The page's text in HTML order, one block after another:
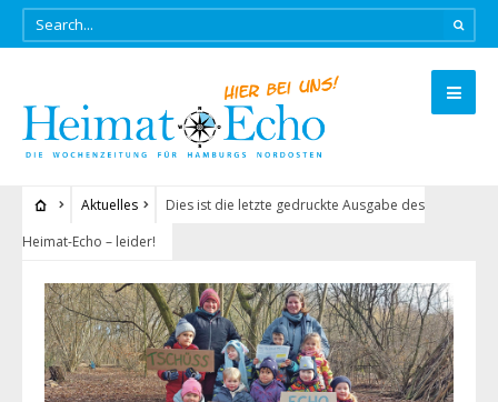
Aktuelles
Dies ist die letzte gedruckte Ausgabe des
Heimat-Echo – leider!